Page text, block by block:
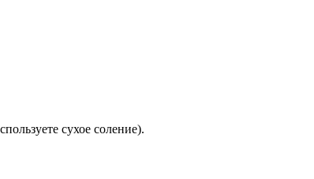
сухое соление).